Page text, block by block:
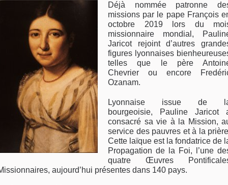
Déjà nommée patronne
missions par le pape François
octobre 2019 lors du
missionnaire mondial,
Jaricot rejoint d’autres
figures lyonnaises
telles que le père
Chevrier ou encore
Ozanam.
Lyonnaise issue de
bourgeoisie, Pauline Jaricot
consacré sa vie à la Mission,
service des pauvres et à la
Cette laïque est la fondatrice de
Propagation de la Foi, l’une
quatre Œuvres
aujourd’hui présentes dans 140 pays.